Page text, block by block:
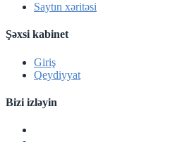
Saytın xəritəsi
Şəxsi kabinet
Giriş
Qeydiyyat
Bizi izləyin